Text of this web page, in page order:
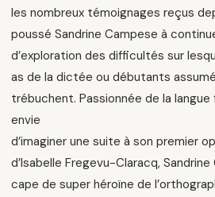
les nombreux témoignages reçus
poussé Sandrine Campese à
d’exploration des difficultés sur
as de la dictée ou débutants
trébuchent. Passionnée de la langue
envie
d’imaginer une suite à son premier
d’Isabelle Fregevu-Claracq,
cape de super héroïne de